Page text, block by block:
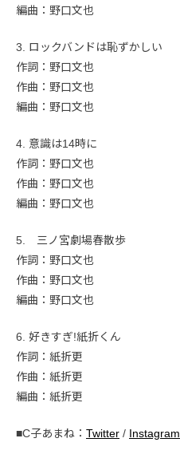
編曲：野口文也
3. ロックバンドは恥ずかしい
作詞：野口文也
作曲：野口文也
編曲：野口文也
4. 意識は14時に
作詞：野口文也
作曲：野口文也
編曲：野口文也
5. 三ノ宮劇場春散歩
作詞：野口文也
作曲：野口文也
編曲：野口文也
6. 好きすぎ!紙折くん
作詞：紙折更
作曲：紙折更
編曲：紙折更
■C子あまね： Twitter / Instagram